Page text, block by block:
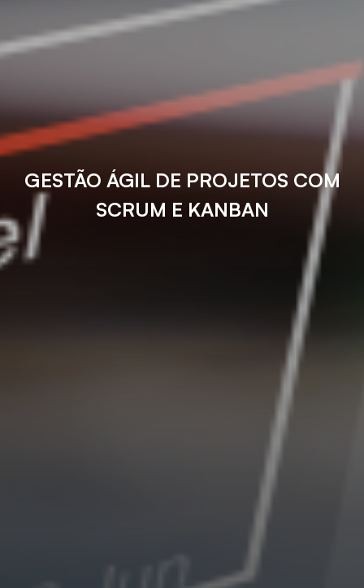
GESTÃO ÁGIL DE PROJETOS COM
SCRUM E KANBAN